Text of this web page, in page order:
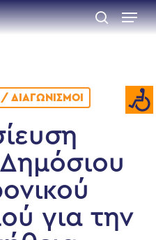
search
Menu
ΔΙΑΓΩΝΙΣΜΟΊ
για την